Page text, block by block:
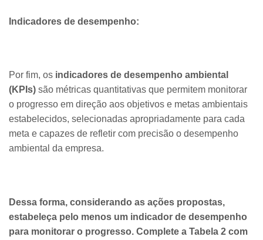
Indicadores de desempenho:
Por fim, os indicadores de desempenho ambiental
(KPIs) são métricas quantitativas que permitem monitorar
o progresso em direção aos objetivos e metas ambientais
estabelecidos, selecionadas apropriadamente para cada
meta e capazes de refletir com precisão o desempenho
ambiental da empresa.
Dessa forma, considerando as ações propostas,
estabeleça pelo menos um indicador de desempenho
para monitorar o progresso. Complete a Tabela 2 com